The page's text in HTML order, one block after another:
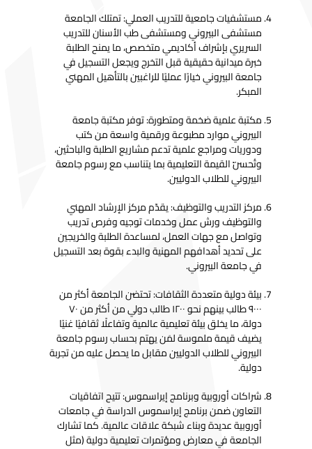
مستشفيات جامعية للتدريب العملي: تمتلك الجامعة
مستشفى البيروني ومستشفى طب الأسنان للتدريب
السريري بإشراف أكاديمي متخصص، ما يمنح الطلبة
خبرة ميدانية حقيقية قبل التخرج ويجعل التسجيل في
جامعة البيروني خيارًا عمليًا للراغبين بالتأهيل المهني
المبكر.
مكتبة علمية ضخمة ومتطورة: توفر مكتبة جامعة
البيروني موارد مطبوعة ورقمية واسعة من كتب
ودوريات ومراجع علمية تدعم مشاريع الطلبة والباحثين،
وتُحسّن القيمة التعليمية بما يتناسب مع رسوم جامعة
البيروني للطلاب الدوليين.
مركز التدريب والتوظيف: يقدّم مركز الإرشاد المهني
والتوظيف ورش عمل وخدمات توجيه وفرص تدريب
وتواصل مع جهات العمل، لمساعدة الطلبة والخريجين
على تحديد أهدافهم المهنية والبدء بقوة بعد التسجيل
في جامعة البيروني.
بيئة دولية متعددة الثقافات: تحتضن الجامعة أكثر من
٩٠٠٠ طالب بينهم نحو ١٢٠٠ طالب دولي من أكثر من ٧٠
دولة، ما يخلق بيئة تعليمية عالمية وتفاعلًا ثقافيًا غنيًا
يضيف قيمة ملموسة لمَن يهتم بحساب رسوم جامعة
البيروني للطلاب الدوليين مقابل ما يحصل عليه من تجربة
دولية.
شراكات أوروبية وبرنامج إيراسموس: تتيح اتفاقيات
التعاون ضمن برنامج إيراسموس الدراسة في جامعات
أوروبية عديدة وبناء شبكة علاقات عالمية. كما تشارك
الجامعة في معارض ومؤتمرات تعليمية دولية (مثل